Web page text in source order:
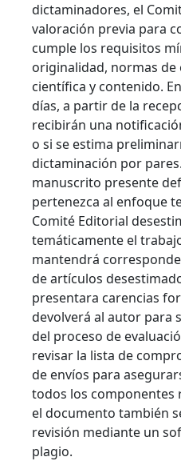
dictaminadores, el
valoración previa para
cumple los requisitos
originalidad, normas de
científica y contenido.
días, a partir de la
recibirán una
o si se estima
dictaminación por
manuscrito presente
pertenezca al enfoque
Comité Editorial
temáticamente el
mantendrá
de artículos
presentara carencias
devolverá al autor para
del proceso de
revisar la lista de
de envíos para
todos los componentes
el documento también
revisión mediante un
plagio.